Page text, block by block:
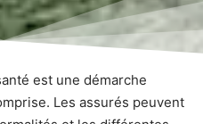
est une démarche
Les assurés peuvent